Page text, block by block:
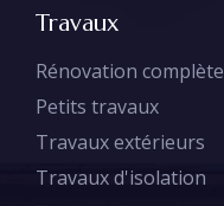
Travaux
Rénovation complète
Petits travaux
Travaux extérieurs
Travaux d'isolation